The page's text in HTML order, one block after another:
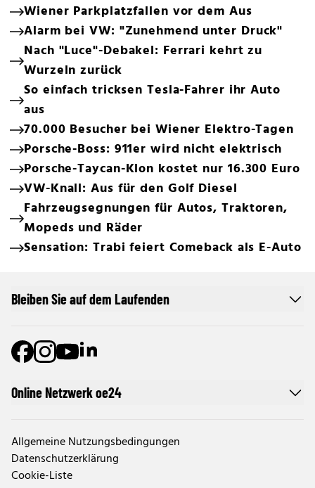
Wiener Parkplatzfallen vor dem Aus
Alarm bei VW: "Zunehmend unter Druck"
Nach "Luce"-Debakel: Ferrari kehrt zu
Wurzeln zurück
So einfach tricksen Tesla-Fahrer ihr Auto
aus
70.000 Besucher bei Wiener Elektro-Tagen
Porsche-Boss: 911er wird nicht elektrisch
Porsche-Taycan-Klon kostet nur 16.300 Euro
VW-Knall: Aus für den Golf Diesel
Fahrzeugsegnungen für Autos, Traktoren,
Mopeds und Räder
Sensation: Trabi feiert Comeback als E-Auto
Online Netzwerk oe24
Allgemeine Nutzungsbedingungen
Datenschutzerklärung
Cookie-Liste
Bleiben Sie auf dem Laufenden